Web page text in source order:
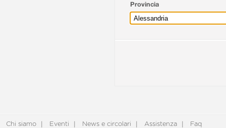
Provincia
Chi siamo Eventi News e circolari Assistenza Faq